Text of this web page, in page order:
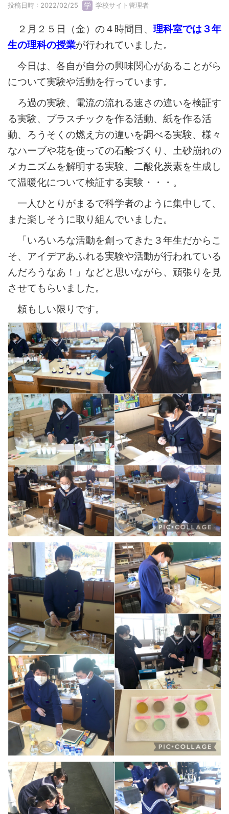
投稿日時 : 2022/02/25 学校サイト管理者
２月２５日（金）の４時間目、 理科室では３年
生の理科の授業が行われていました。
今日は、各自が自分の興味関心があることがら
について実験や活動を行っています。
ろ過の実験、電流の流れる速さの違いを検証す
る実験、プラスチックを作る活動、紙を作る活
動、ろうそくの燃え方の違いを調べる実験、様々
なハーブや花を使っての石鹸づくり、土砂崩れの
メカニズムを解明する実験、二酸化炭素を生成し
て温暖化について検証する実験・・・。
一人ひとりがまるで科学者のように集中して、
また楽しそうに取り組んでいました。
「いろいろな活動を創ってきた３年生だからこ
そ、アイデアあふれる実験や活動が行われている
んだろうなあ！」などと思いながら、頑張りを見
させてもらいました。
頼もしい限りです。